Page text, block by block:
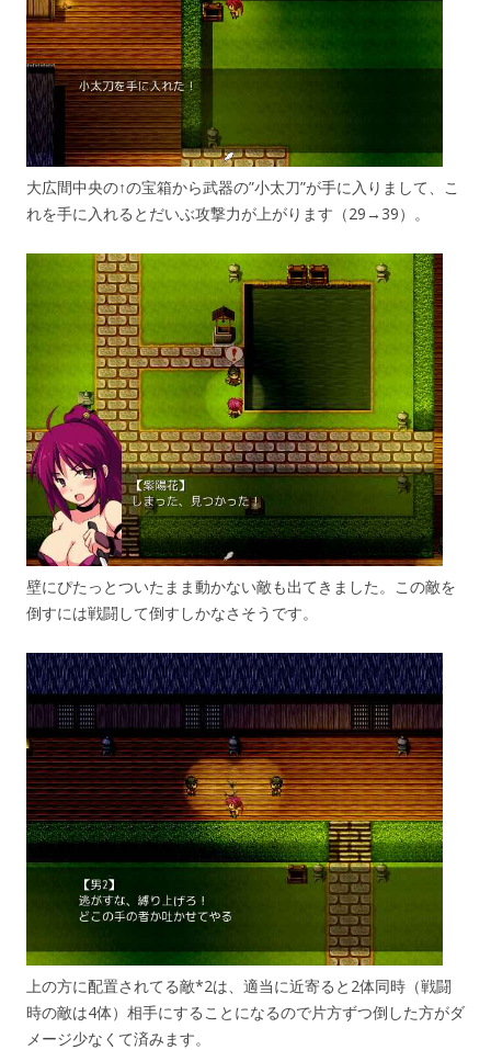
大広間中央の↑の宝箱から武器の”小太刀”が手に入りまして、こ
れを手に入れるとだいぶ攻撃力が上がります（29→39）。
壁にぴたっとついたまま動かない敵も出てきました。この敵を
倒すには戦闘して倒すしかなさそうです。
上の方に配置されてる敵*2は、適当に近寄ると2体同時（戦闘
時の敵は4体）相手にすることになるので片方ずつ倒した方がダ
メージ少なくて済みます。